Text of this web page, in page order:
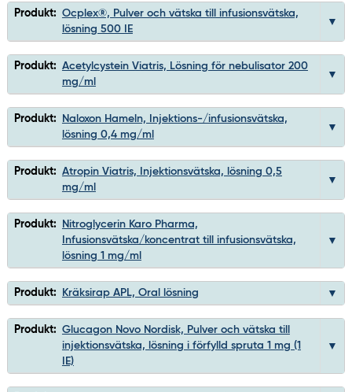
Produkt: Ocplex®, Pulver och vätska till infusionsvätska,
lösning 500 IE
Produkt: Acetylcystein Viatris, Lösning för nebulisator 200
mg/ml
Produkt:
Naloxon Hameln, Injektions-/infusionsvätska,
lösning 0,4 mg/ml
Produkt: Atropin Viatris, Injektionsvätska, lösning 0,5
mg/ml
Produkt:
Nitroglycerin Karo Pharma,
Infusionsvätska/koncentrat till infusionsvätska,
lösning 1 mg/ml
Produkt: Kräksirap APL, Oral lösning
Produkt: Glucagon Novo Nordisk, Pulver och vätska till
injektionsvätska, lösning i förfylld spruta 1 mg (1
IE)